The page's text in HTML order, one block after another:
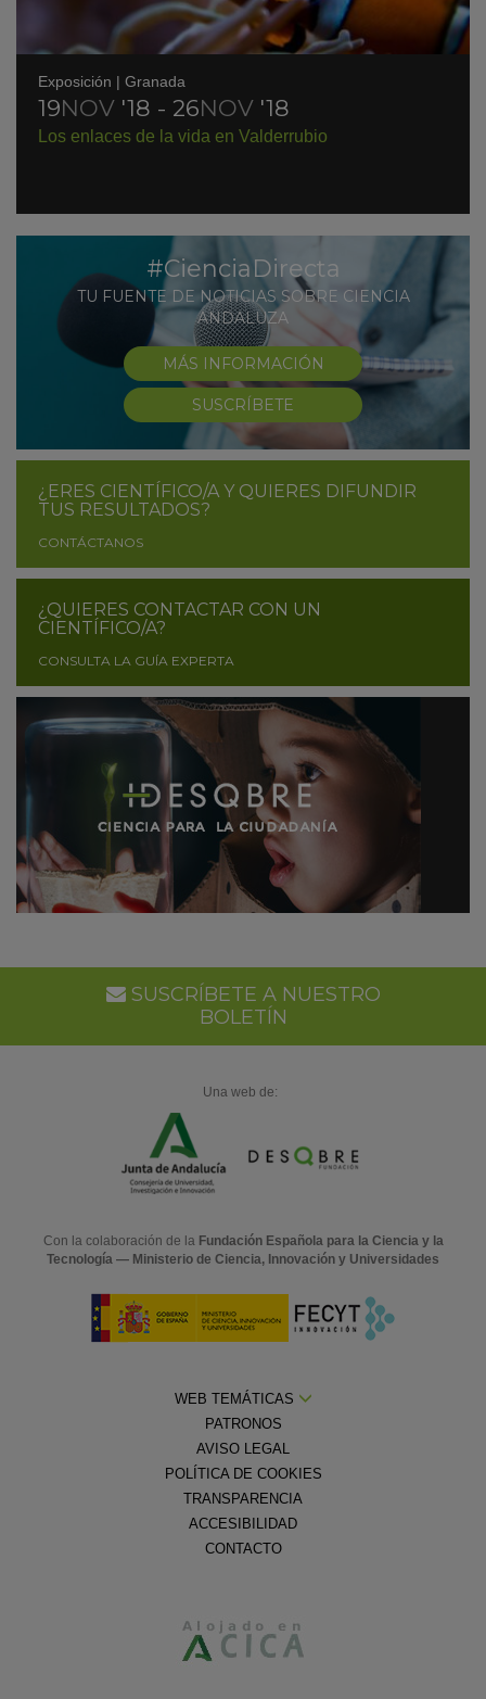
Exposición | Granada
19NOV '18 - 26NOV '18
Los enlaces de la vida en Valderrubio
#CienciaDirecta
TU FUENTE DE NOTICIAS SOBRE CIENCIA
ANDALUZA
MÁS INFORMACIÓN
SUSCRÍBETE
¿ERES CIENTÍFICO/A Y QUIERES DIFUNDIR
TUS RESULTADOS?
CONTÁCTANOS
¿QUIERES CONTACTAR CON UN
CIENTÍFICO/A?
CONSULTA LA GUÍA EXPERTA
SUSCRÍBETE A NUESTRO
BOLETÍN
Una web de:
Con la colaboración de la Fundación Española para la Ciencia y la
Tecnología — Ministerio de Ciencia, Innovación y Universidades
WEB TEMÁTICAS
PATRONOS
AVISO LEGAL
POLÍTICA DE COOKIES
TRANSPARENCIA
ACCESIBILIDAD
CONTACTO